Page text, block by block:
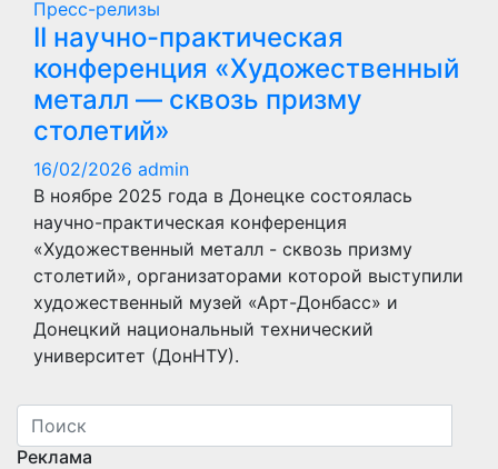
Пресс-релизы
II научно-практическая
конференция «Художественный
металл — сквозь призму
столетий»
16/02/2026 admin
В ноябре 2025 года в Донецке состоялась
научно-практическая конференция
«Художественный металл - сквозь призму
столетий», организаторами которой выступили
художественный музей «Арт-Донбасс» и
Донецкий национальный технический
университет (ДонНТУ).
Реклама